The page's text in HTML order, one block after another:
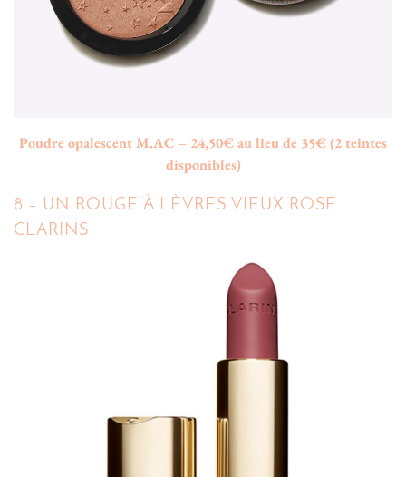
Poudre opalescent M.AC – 24,50€ au lieu de 35€ (2 teintes
disponibles)
8 – UN ROUGE À LÈVRES VIEUX ROSE
CLARINS